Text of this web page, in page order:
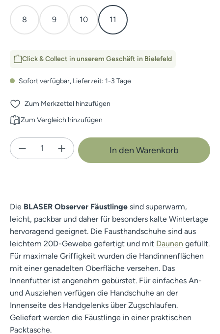
8 9 10 11
Click & Collect in unserem Geschäft in Bielefeld
Sofort verfügbar, Lieferzeit: 1-3 Tage
Zum Merkzettel hinzufügen
Zum Vergleich hinzufügen
Produkt Anzahl: Gib den gewünschten
In den Warenkorb
Die BLASER Observer Fäustlinge sind superwarm,
leicht, packbar und daher für besonders kalte Wintertage
hervoragend geeignet. Die Fausthandschuhe sind aus
leichtem 20D-Gewebe gefertigt und mit Daunen gefüllt.
Für maximale Griffigkeit wurden die Handinnenflächen
mit einer genadelten Oberfläche versehen. Das
Innenfutter ist angenehm gebürstet. Für einfaches An-
und Ausziehen verfügen die Handschuhe an der
Innenseite des Handgelenks über Zugschlaufen.
Geliefert werden die Fäustlinge in einer praktischen
Packtasche.